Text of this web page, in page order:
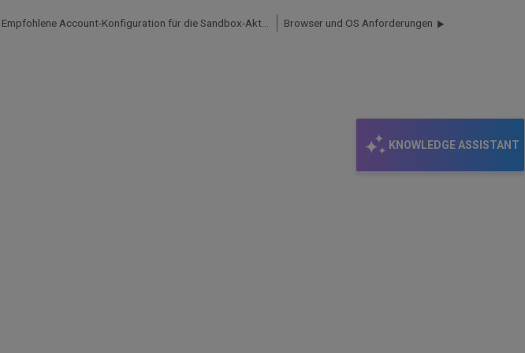
KNOWLEDGE ASSISTANT
Empfohlene Account-Konfiguration für die Sandbox-Aktualisierung Browser und OS Anforderungen